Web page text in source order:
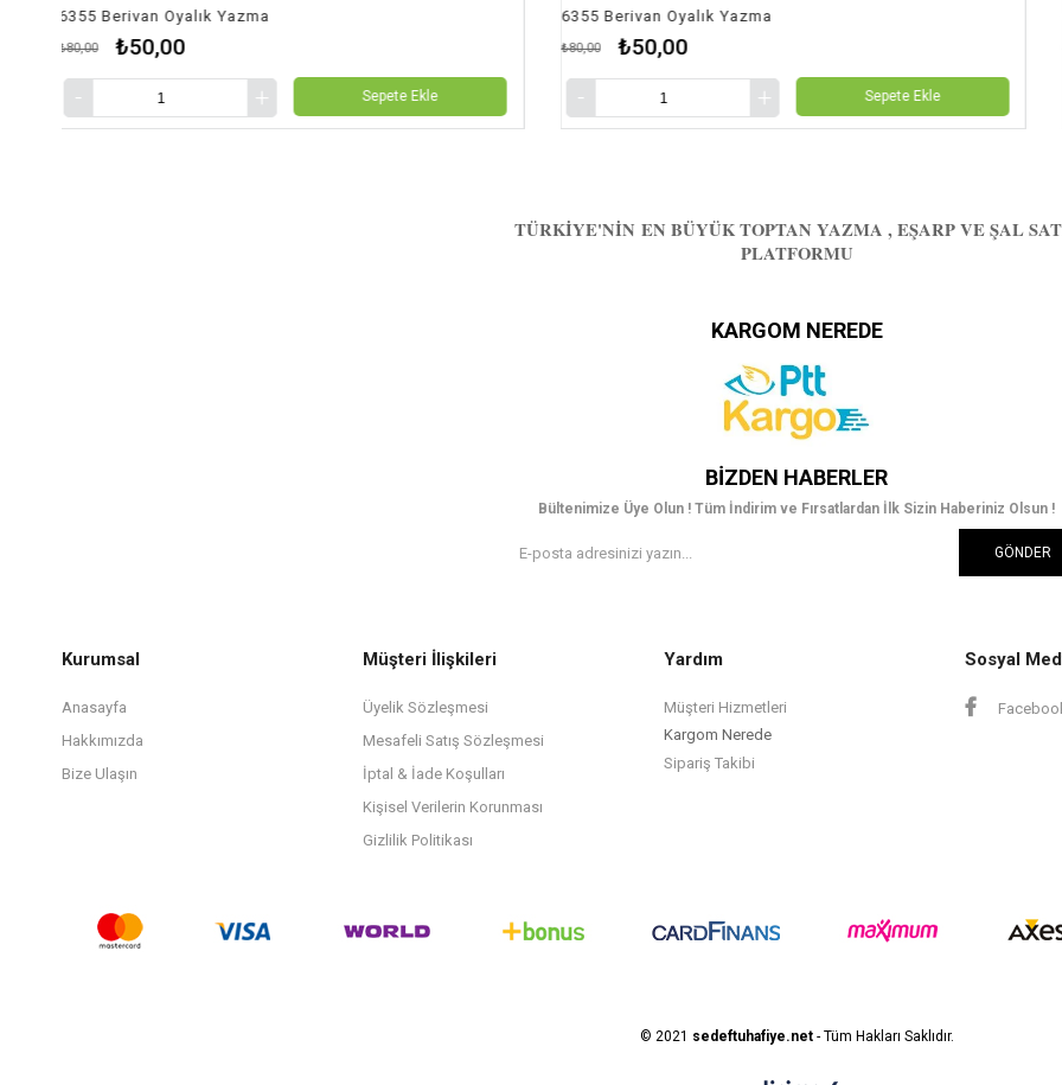
Sepete Ekle Sepete Ekle
6367 Polocraft (Berivan) Oyalık
TÜRKIYE'NIN EN BÜYÜK TOPTAN YAZMA , EŞARP VE ŞAL
PLATFORMU
KARGOM NEREDE
BIZDEN HABERLER
Bültenimize Üye Olun ! Tüm İndirim ve Fırsatlardan İlk Sizin Haberiniz Olsun !
GÖNDER
Kurumsal
Anasayfa
Hakkımızda
Bize Ulaşın
Müşteri İlişkileri
Üyelik Sözleşmesi
Mesafeli Satış Sözleşmesi
İptal & İade Koşulları
Kişisel Verilerin Korunması
Gizlilik Politikası
Yardım
Müşteri Hizmetleri
Kargom Nerede
Sipariş Takibi
Sosyal
© 2021 sedeftuhafiye.net- Tüm Hakları Saklıdır.